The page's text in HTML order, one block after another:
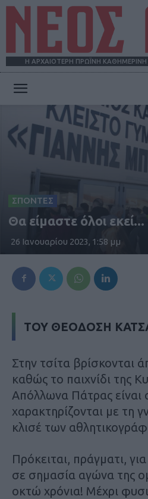
Η ΑΡΧΑΙΟΤΕΡΗ ΠΡΩΪΝΗ
ΣΠΟΝΤΕΣ
Θα είμαστε όλοι εκεί...
26 Ιανουαρίου 2023, 1:58 μμ
ΤΟΥ ΘΕΟΔΟΣΗ
Στην τσίτα βρίσκονται
καθώς το παιχνίδι της
Απόλλωνα Πάτρας είναι
χαρακτηρίζονται με τη
κλισέ των
Πρόκειται, πράγματι,
σε σημασία αγώνα της
οκτώ χρόνια! Μέχρι